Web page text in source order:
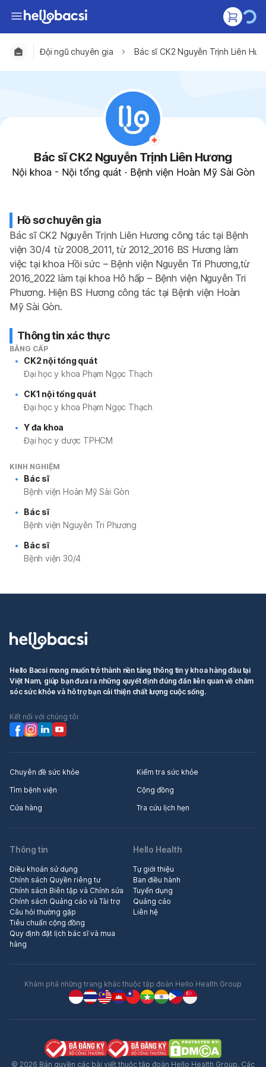
Đội ngũ chuyên gia Bác sĩ CK2 Nguyễn Trịnh Liên
Bác sĩ CK2 Nguyễn Trịnh Liên Hương
Nội khoa - Nội tổng quát · Bệnh viện Hoàn Mỹ Sài Gòn
Hồ sơ chuyên gia
Bác sĩ CK2 Nguyễn Trịnh Liên Hương công tác tại Bệnh
viện 30/4 từ 2008_2011, từ 2012_2016 BS Hương làm
việc tại khoa Hồi sức – Bệnh viện Nguyễn Tri Phương,từ
2016_2022 làm tại khoa Hô hấp – Bệnh viện Nguyễn Tri
Phương. Hiện BS Hương công tác tại Bệnh viện Hoàn
Mỹ Sài Gòn.
Thông tin xác thực
BẰNG CẤP
CK2 nội tổng quát
Đại học y khoa Phạm Ngọc Thạch
CK1 nội tổng quát
Đại học y khoa Phạm Ngọc Thạch
Y đa khoa
Đại học y dược TPHCM
KINH NGHIỆM
Bác sĩ
Bệnh viện Hoàn Mỹ Sài Gòn
Bác sĩ
Bệnh viện Nguyễn Tri Phương
Bác sĩ
Bệnh viện 30/4
Hello Bacsi mong muốn trở thành nền tảng thông tin y khoa hàng đầu tại
Việt Nam, giúp bạn đưa ra những quyết định đúng đắn liên quan về chăm
sóc sức khỏe và hỗ trợ bạn cải thiện chất lượng cuộc sống.
Kết nối với chúng tôi
Chuyên đề sức khỏe
Kiểm tra sức khỏe
Tìm bệnh viện
Cộng đồng
Cửa hàng
Tra cứu lịch hẹn
Thông tin
Điều khoản sử dụng
Chính sách Quyền riêng tư
Chính sách Biên tập và Chỉnh sửa
Chính sách Quảng cáo và Tài trợ
Câu hỏi thường gặp
Tiêu chuẩn cộng đồng
Quy định đặt lịch bác sĩ và mua
hàng
Hello Health
Tự giới thiệu
Ban điều hành
Tuyển dụng
Quảng cáo
Liên hệ
Khám phá những trang khác thuộc tập đoàn Hello Health Group
© 2026 Bản quyền các bài viết thuộc tập đoàn Hello Health Group. Các